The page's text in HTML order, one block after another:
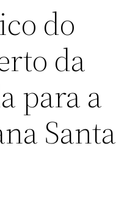
do
da
para a
Santa